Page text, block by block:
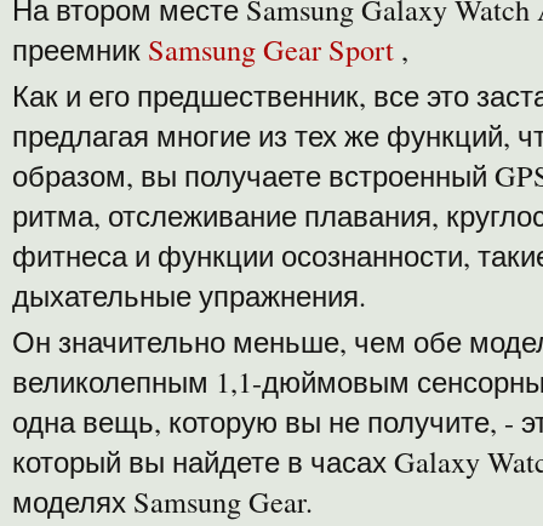
На втором месте Samsung Galaxy
преемник Samsung Gear Sport ,
Как и его предшественник, все это
предлагая многие из тех же функций,
образом, вы получаете встроенный
ритма, отслеживание плавания,
фитнеса и функции осознанности,
дыхательные упражнения.
Он значительно меньше, чем обе
великолепным 1,1-дюймовым
одна вещь, которую вы не получите, -
который вы найдете в часах Galaxy
моделях Samsung Gear.